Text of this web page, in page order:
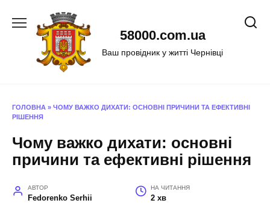
58000.com.ua
Ваш провідник у житті Чернівці
ГОЛОВНА » ЧОМУ ВАЖКО ДИХАТИ: ОСНОВНІ ПРИЧИНИ ТА ЕФЕКТИВНІ
РІШЕННЯ
Чому важко дихати: основні
причини та ефективні рішення
АВТОР
Fedorenko Serhii
НА ЧИТАННЯ
2 хв